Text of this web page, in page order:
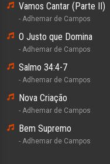
Vamos Cantar (Parte II)
- Adhemar de Campos
O Justo que Domina
- Adhemar de Campos
Salmo 34:4-7
- Adhemar de Campos
Nova Criação
- Adhemar de Campos
Bem Supremo
- Adhemar de Campos